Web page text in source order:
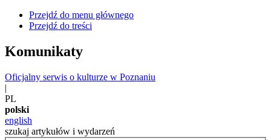
Przejdź do menu głównego
Przejdź do treści
Komunikaty
Oficjalny serwis o kulturze w Poznaniu
|
PL
polski
english
szukaj artykułów i wydarzeń